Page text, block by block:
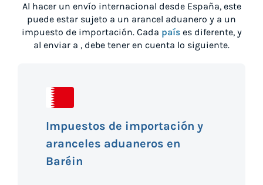
Al hacer un envío internacional desde España, este
puede estar sujeto a un arancel aduanero y a un
impuesto de importación. Cada países diferente, y
al enviar a , debe tener en cuenta lo siguiente.
Impuestos de importación y
aranceles aduaneros en
Baréin